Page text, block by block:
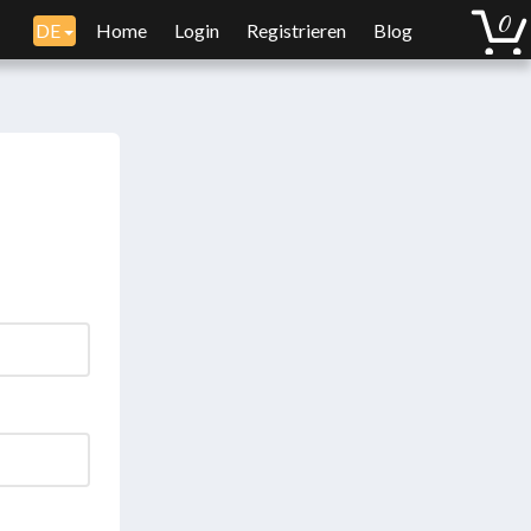
DE Home Login Registrieren Blog